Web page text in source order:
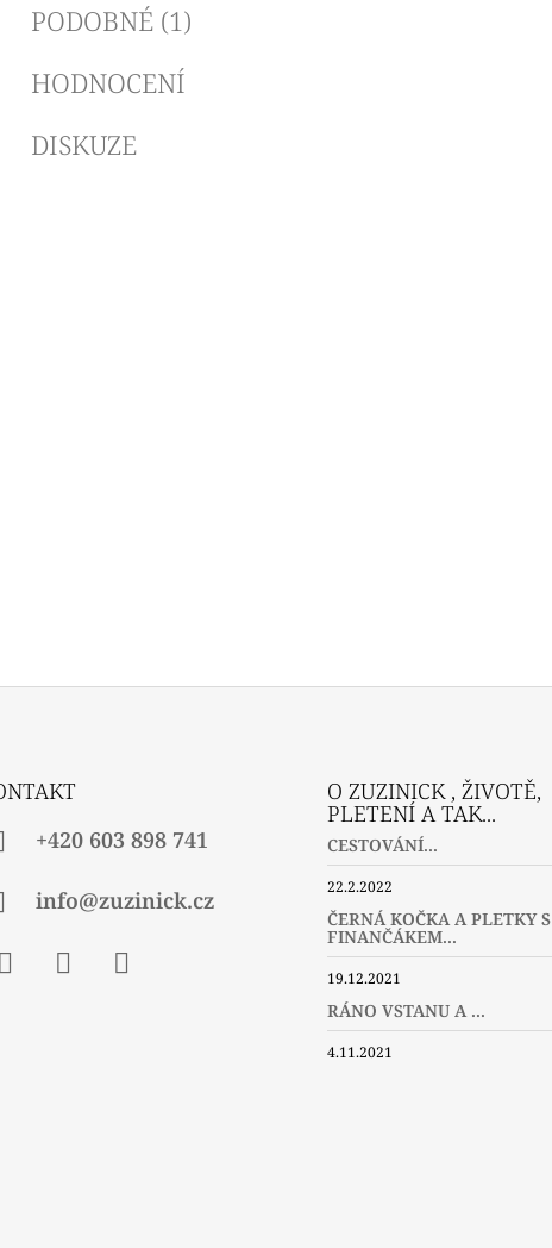
PODOBNÉ (1)
HODNOCENÍ
DISKUZE
+420 603 898 741
info@zuzinick.cz
O ZUZINICK , ŽIVOTĚ,
PLETENÍ A TAK...
CESTOVÁNÍ...
22.2.2022
ČERNÁ KOČKA A PLETKY S
FINANČÁKEM...
19.12.2021
RÁNO VSTANU A ...
4.11.2021